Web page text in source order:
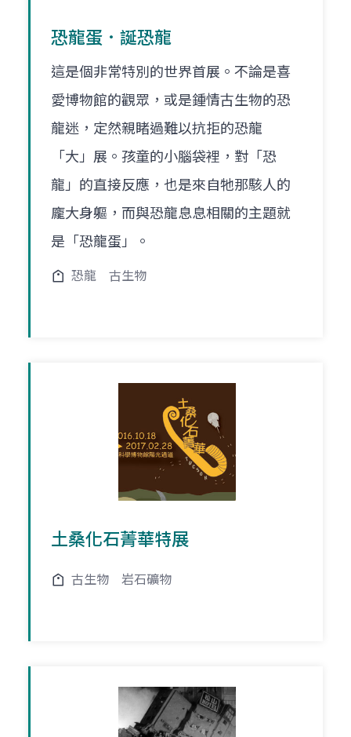
恐龍蛋．誕恐龍
這是個非常特別的世界首展。不論是喜
愛博物館的觀眾，或是鍾情古生物的恐
龍迷，定然親睹過難以抗拒的恐龍
「大」展。孩童的小腦袋裡，對「恐
龍」的直接反應，也是來自牠那駭人的
龐大身軀，而與恐龍息息相關的主題就
是「恐龍蛋」。
恐龍 古生物
土桑化石菁華特展
古生物 岩石礦物